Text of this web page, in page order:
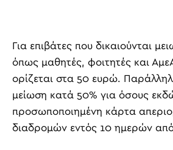
Για επιβάτες που δικαιούνται
όπως μαθητές, φοιτητές και
ορίζεται στα 50 ευρώ.
μείωση κατά 50% για όσους
προσωποποιημένη κάρτα
διαδρομών εντός 10 ημερών